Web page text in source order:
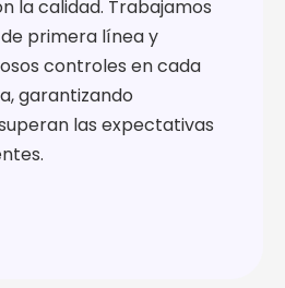
la calidad. Trabajamos
primera línea y
controles en cada
garantizando
las expectativas